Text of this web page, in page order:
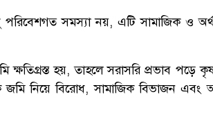
সমস্যা নয়, এটি সামাজিক ও
ক্ষতিগ্রস্ত হয়, তাহলে সরাসরি প্রভাব পড়ে
জমি নিয়ে বিরোধ, সামাজিক বিভাজন এবং